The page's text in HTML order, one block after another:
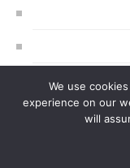
Text
We use
experience on our
will